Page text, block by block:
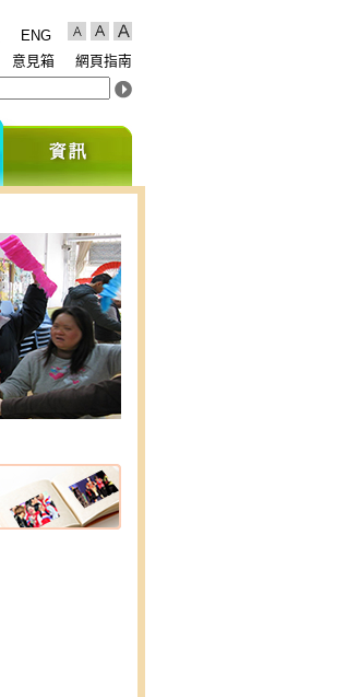
ENG
意見箱
網頁指南
義
與